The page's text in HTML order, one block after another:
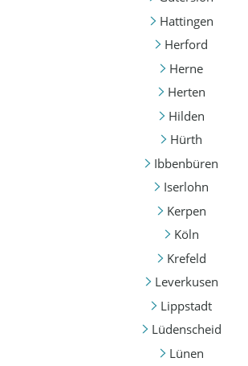
Hattingen
Herford
Herne
Herten
Hilden
Hürth
Ibbenbüren
Iserlohn
Kerpen
Köln
Krefeld
Leverkusen
Lippstadt
Lüdenscheid
Lünen